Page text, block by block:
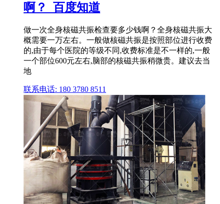
啊？_百度知道
做一次全身核磁共振检查要多少钱啊？全身核磁共振大
概需要一万左右。一般做核磁共振是按照部位进行收费
的,由于每个医院的等级不同,收费标准是不一样的,一般
一个部位600元左右,脑部的核磁共振稍微贵。建议去当
地
联系电话: 180 3780 8511